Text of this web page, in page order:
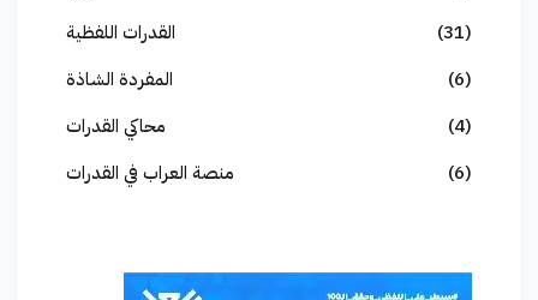
القدرات اللفظية
(31)
المفردة الشاذة
(6)
محاكي القدرات
(4)
منصة العراب في القدرات
(6)